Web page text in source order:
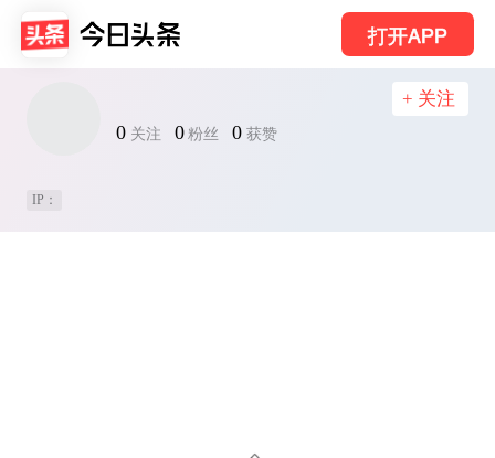
打开APP
0 关注 0 粉丝 0 获赞
+ 关注
IP：